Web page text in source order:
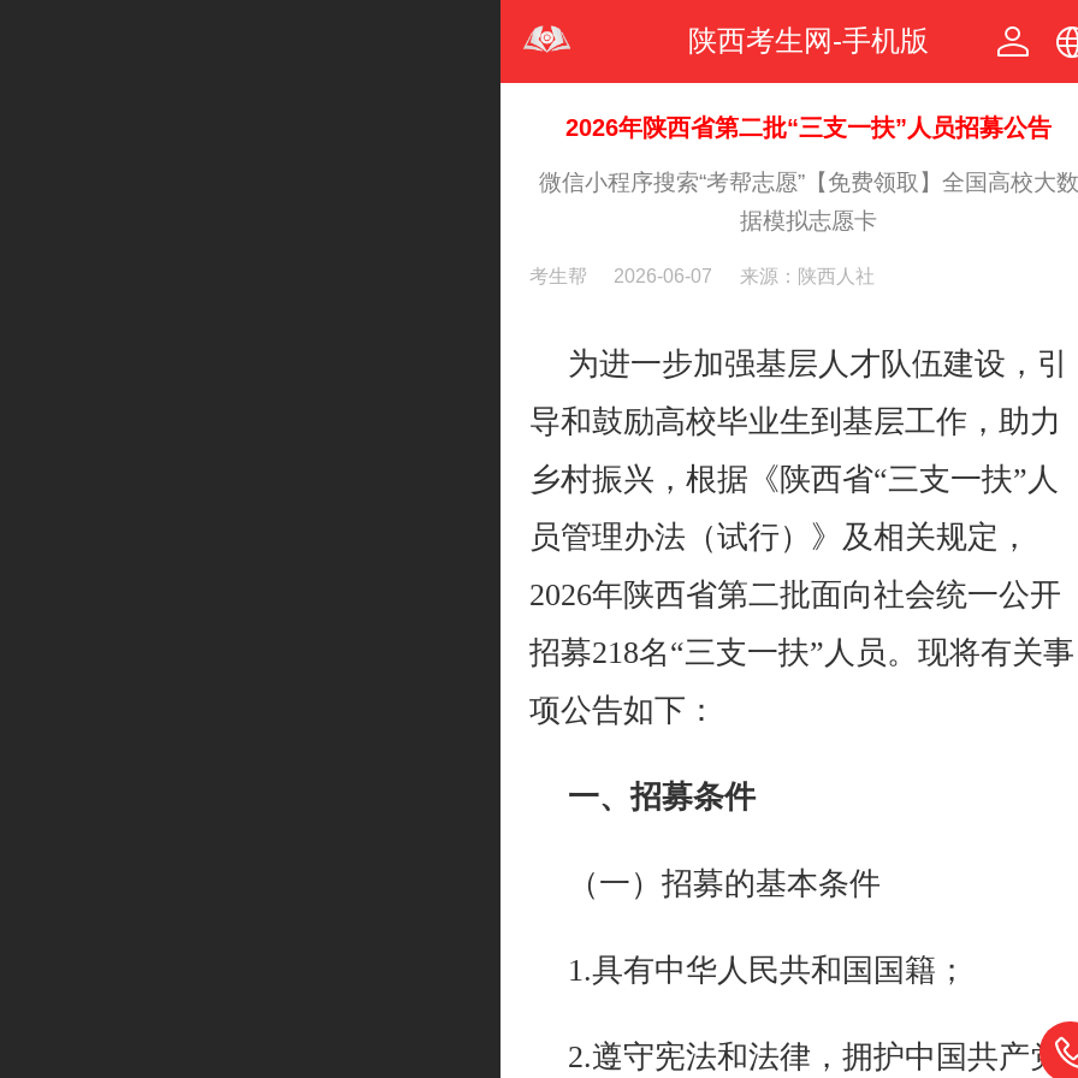
陕西考生网-手机版
中文
繁体
2026年陕西省第二批“三支一扶”人员招募公告
微信小程序搜索“考帮志愿”【免费领取】全国高校大数
据模拟志愿卡
考生帮 2026-06-07 来源：陕西人社
为进一步加强基层人才队伍建设，引
导和鼓励高校毕业生到基层工作，助力
乡村振兴，根据《陕西省“三支一扶”人
员管理办法（试行）》及相关规定，
2026年陕西省第二批面向社会统一公开
招募218名“三支一扶”人员。现将有关事
项公告如下：
一、招募条件
（一）招募的基本条件
1.具有中华人民共和国国籍；
2.遵守宪法和法律，拥护中国共产党